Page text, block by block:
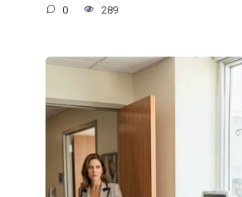
0 289